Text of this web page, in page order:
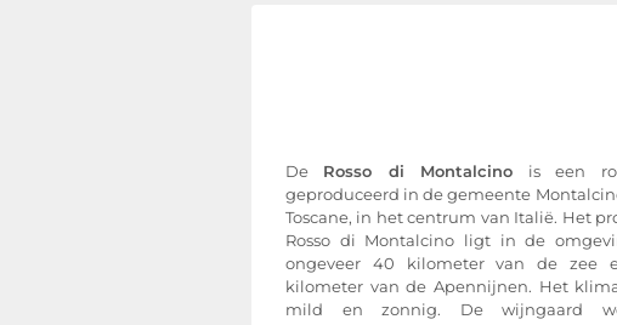
De Rosso di Montalcino is een
geproduceerd in de gemeente
Toscane, in het centrum van Italië. Het
Rosso di Montalcino ligt in de
ongeveer 40 kilometer van de zee
kilometer van de Apennijnen. Het
mild en zonnig. De wijngaard